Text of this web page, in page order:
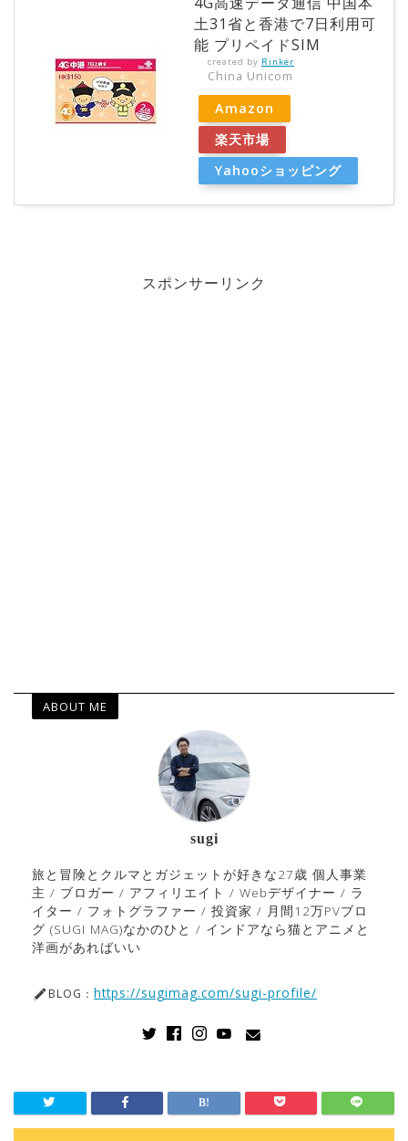
土31省と香港で7日利用可
能 プリペイドSIM
created by Rinker
China Unicom
Amazon
楽天市場
Yahooショッピング
スポンサーリンク
ABOUT ME
sugi
旅と冒険とクルマとガジェットが好きな27歳 個人事業
主 / ブロガー / アフィリエイト / Webデザイナー / ラ
イター / フォトグラファー / 投資家 / 月間12万PVブロ
グ (SUGI MAG)なかのひと / インドアなら猫とアニメと
洋画があればいい
BLOG： https://sugimag.com/sugi-profile/